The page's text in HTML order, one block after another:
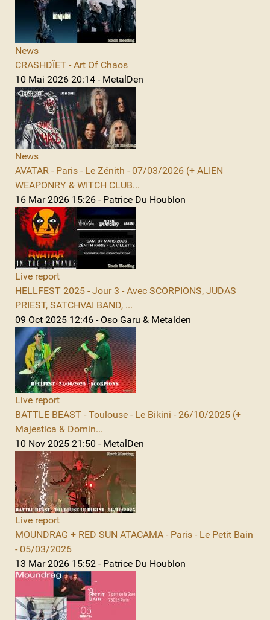
News
CRASHDÏET - Art Of Chaos
10 Mai 2026 20:14 - MetalDen
News
AVATAR - Paris - Le Zénith - 07/03/2026 (+ ALIEN
WEAPONRY & WITCH CLUB...
16 Mar 2026 15:26 - Patrice Du Houblon
Live report
HELLFEST 2025 - Jour 3 - Avec SCORPIONS, JUDAS
PRIEST, SATCHVAI BAND, ...
09 Oct 2025 12:46 - Oso Garu & Metalden
Live report
BATTLE BEAST - Toulouse - Le Bikini - 26/10/2025 (+
Majestica & Domin...
10 Nov 2025 21:50 - MetalDen
Live report
MOUNDRAG + RED SUN ATACAMA - Paris - Le Petit Bain
- 05/03/2026
13 Mar 2026 15:52 - Patrice Du Houblon